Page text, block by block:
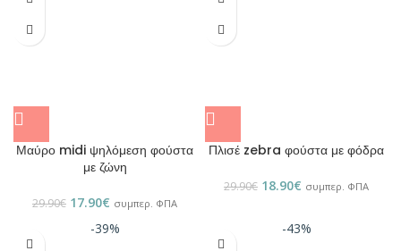
Μαύρο midi ψηλόμεση φούστα
με ζώνη
29.90€ 17.90€ συμπερ. ΦΠΑ
Πλισέ zebra φούστα με φόδρα
29.90€ 18.90€ συμπερ. ΦΠΑ
-39% -43%